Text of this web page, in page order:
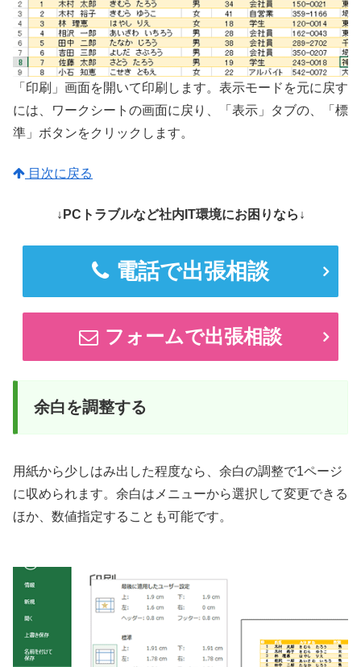
「印刷」画面を開いて印刷します。表示モードを元に戻す
には、ワークシートの画面に戻り、「表示」タブの、「標
準」ボタンをクリックします。
目次に戻る
↓PCトラブルなど社内IT環境にお困りなら↓
電話で出張相談
フォームで出張相談
余白を調整する
用紙から少しはみ出した程度なら、余白の調整で1ページ
に収められます。余白はメニューから選択して変更できる
ほか、数値指定することも可能です。